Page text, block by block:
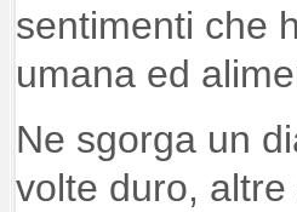
sentimenti che
umana ed
Ne sgorga un
volte duro,